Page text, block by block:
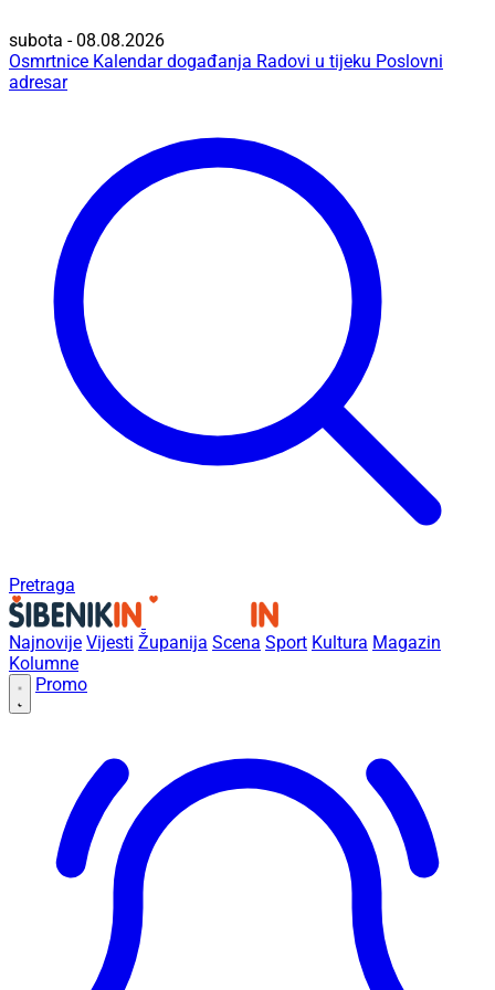
subota - 08.08.2026
Osmrtnice Kalendar događanja Radovi u tijeku Poslovni
adresar
Pretraga
Najnovije Vijesti Županija Scena Sport Kultura Magazin
Kolumne
Promo